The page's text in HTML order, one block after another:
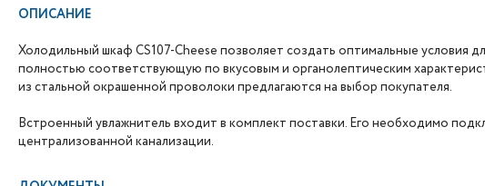
ОПИСАНИЕ
Холодильный шкаф CS107-Cheese позволяет создать оптимальные условия
полностью соответствующую по вкусовым и органолептическим
из стальной окрашенной проволоки предлагаются на выбор покупателя.
Встроенный увлажнитель входит в комплект поставки. Его необходимо
централизованной канализации.